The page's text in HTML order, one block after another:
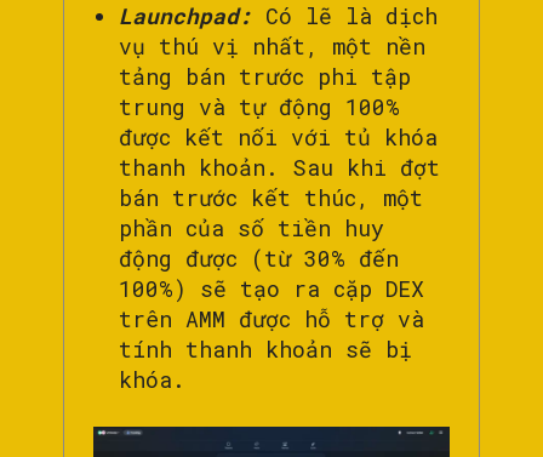
Launchpad: Có lẽ là dịch
vụ thú vị nhất, một nền
tảng bán trước phi tập
trung và tự động 100%
được kết nối với tủ khóa
thanh khoản. Sau khi đợt
bán trước kết thúc, một
phần của số tiền huy
động được (từ 30% đến
100%) sẽ tạo ra cặp DEX
trên AMM được hỗ trợ và
tính thanh khoản sẽ bị
khóa.